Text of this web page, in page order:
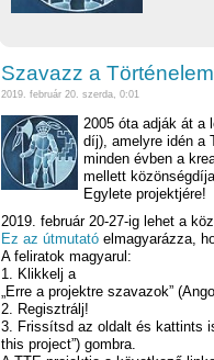
Szavazz a
2019. február 20. szerda, 0:01
2005 óta adják át a
díj), amelyre idén a
minden évben a
mellett
Egylete projektjére!
2019. február 20-27-ig lehet a
Ez az útmutató elmagyarázza,
A feliratok magyarul:
1. Klikkelj a
„Erre a projektre szavazok”
2. Regisztrálj!
3. Frissítsd az oldalt és kattints
this project”) gombra.